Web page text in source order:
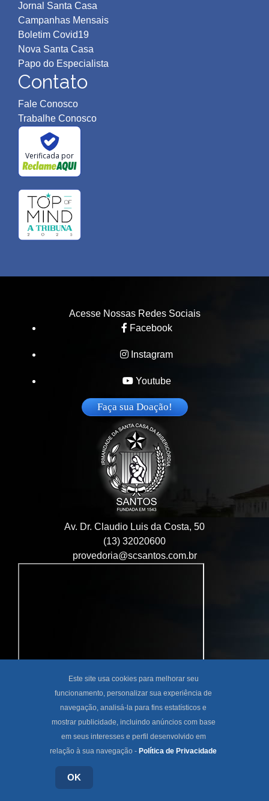
Jornal Santa Casa
Campanhas Mensais
Boletim Covid19
Nova Santa Casa
Papo do Especialista
Contato
Fale Conosco
Trabalhe Conosco
Verificada por
Acesse Nossas Redes Sociais
Facebook
Instagram
Youtube
Faça sua Doação!
Av. Dr. Claudio Luis da Costa, 50
(13) 32020600
provedoria@scsantos.com.br
Este site usa cookies para melhorar seu
funcionamento, personalizar sua experiência de
navegação, analisá-la para fins estatísticos e
mostrar publicidade, incluindo anúncios com base
em seus interesses e perfil desenvolvido em
relação à sua navegação - Política de Privacidade
OK